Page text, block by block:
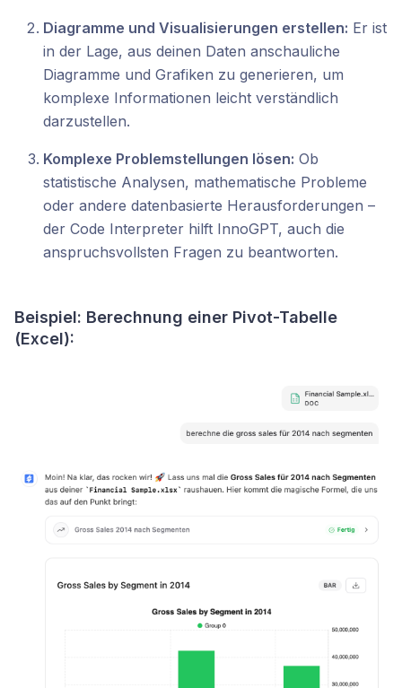
Diagramme und Visualisierungen erstellen: Er ist
in der Lage, aus deinen Daten anschauliche
Diagramme und Grafiken zu generieren, um
komplexe Informationen leicht verständlich
darzustellen.
Komplexe Problemstellungen lösen: Ob
statistische Analysen, mathematische Probleme
oder andere datenbasierte Herausforderungen –
der Code Interpreter hilft InnoGPT, auch die
anspruchsvollsten Fragen zu beantworten.
Beispiel: Berechnung einer Pivot-Tabelle
(Excel):